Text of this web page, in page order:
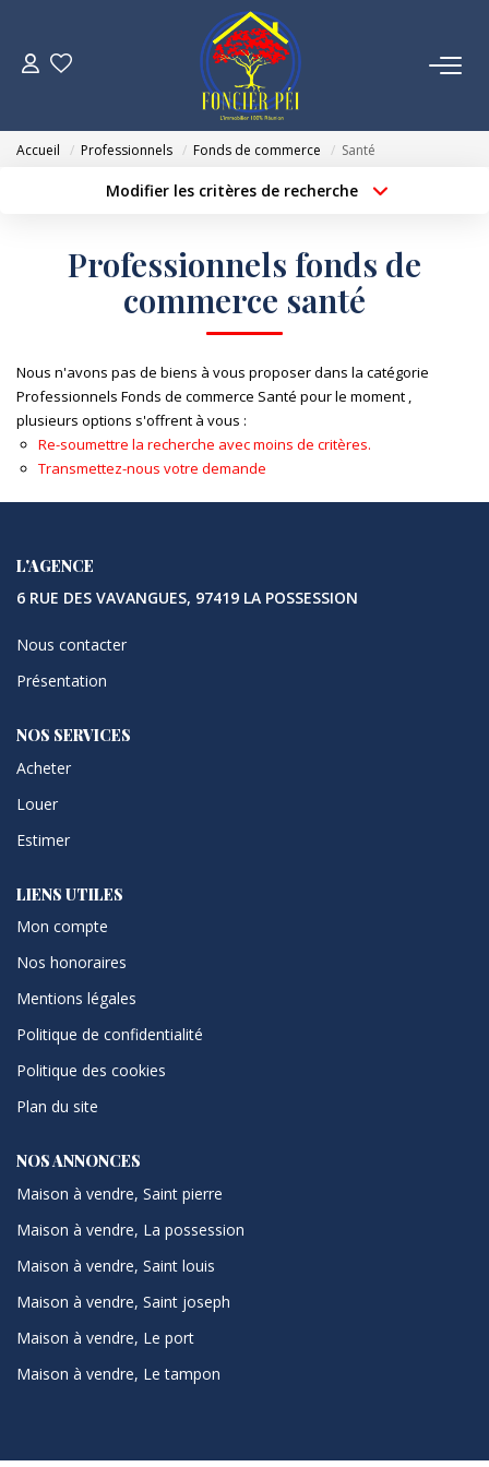
VENTES
NOUS REJOINDRE
CONTACT
Accueil Professionnels Fonds de commerce Santé
Modifier les critères de recherche
Surface min Budget max
Professionnels fonds de
commerce santé
Nous n'avons pas de biens à vous proposer dans la catégorie
Professionnels Fonds de commerce Santé pour le moment ,
plusieurs options s'offrent à vous :
Re-soumettre la recherche avec moins de critères.
Transmettez-nous votre demande
L'AGENCE
6 RUE DES VAVANGUES, 97419 LA POSSESSION
Nous contacter
Présentation
NOS SERVICES
Acheter
Louer
Estimer
LIENS UTILES
Mon compte
Nos honoraires
Mentions légales
Politique de confidentialité
Politique des cookies
Plan du site
NOS ANNONCES
Maison à vendre, Saint pierre
Maison à vendre, La possession
Maison à vendre, Saint louis
Maison à vendre, Saint joseph
Maison à vendre, Le port
Maison à vendre, Le tampon